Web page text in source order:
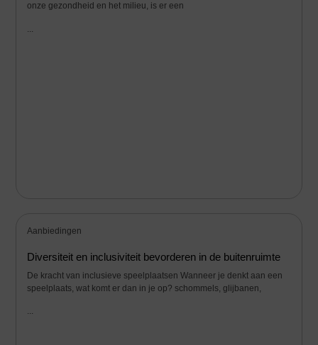
onze gezondheid en het milieu, is er een
...
Aanbiedingen
Diversiteit en inclusiviteit bevorderen in de buitenruimte
De kracht van inclusieve speelplaatsen Wanneer je denkt aan een
speelplaats, wat komt er dan in je op? schommels, glijbanen,
...